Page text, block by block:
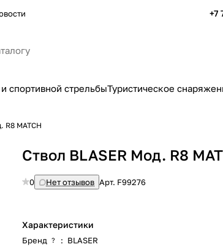
+7
спортивной стрельбыТуристическое
R8 MATCH
Ствол BLASER Мод. R8
0 Нет отзывов Арт. F99276
Характеристики
Бренд ? : BLASER